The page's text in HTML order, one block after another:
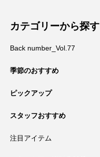
カテゴリーから探す
Back number_Vol.77
季節のおすすめ
ピックアップ
スタッフおすすめ
注目アイテム